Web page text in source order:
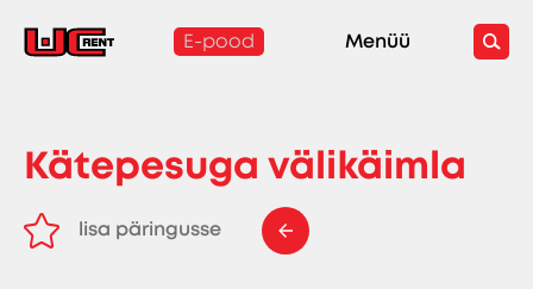
E-pood Menüü
Kätepesuga välikäimla
lisa päringusse